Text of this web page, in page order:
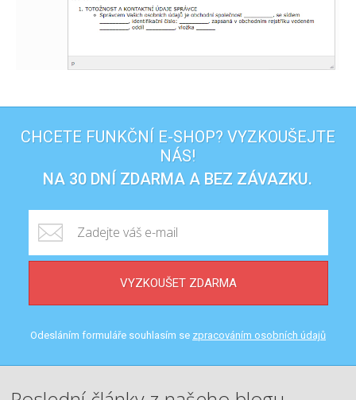
CHCETE FUNKČNÍ E-SHOP? VYZKOUŠEJTE
NÁS!
NA 30 DNÍ ZDARMA A BEZ ZÁVAZKU.
VYZKOUŠET ZDARMA
Odesláním formuláře souhlasím se zpracováním osobních údajů